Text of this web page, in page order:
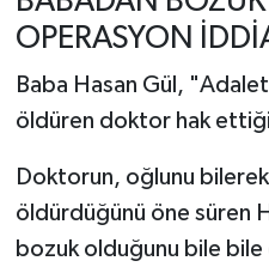
OPERASYON
Baba Hasan Gül,
öldüren doktor hak ettiği
Doktorun, oğlunu
öldürdüğünü öne süren
bozuk olduğunu bile